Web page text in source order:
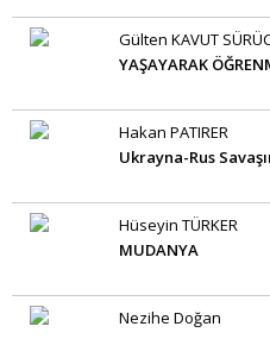
Gülten KAVUT
YAŞAYARAK
Hakan PATIRER
Ukrayna-Rus
Hüseyin TÜRKER
MUDANYA
Nezihe Doğan